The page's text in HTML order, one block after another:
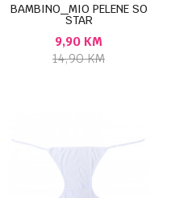
BAMBINO_MIO PELENE SO
STAR
9,90 KM
14,90KM